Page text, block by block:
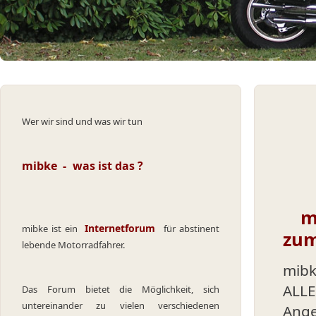
Wer wir sind und was wir tun
mibke - was ist das ?
mibke ist ein Internetforumfür abstinent
lebende Motorradfahrer.
Das Forum bietet die Möglichkeit, sich
untereinander zu vielen verschiedenen